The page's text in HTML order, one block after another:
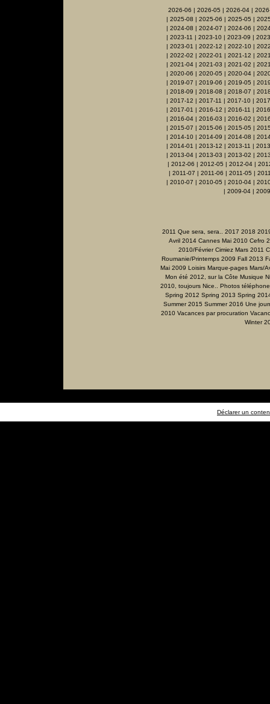
2026-06 | 2026-05 | 2026-04 |
| 2025-08 | 2025-06 | 2025-05 |
| 2024-08 | 2024-07 | 2024-06 |
| 2023-11 | 2023-10 | 2023-09 |
| 2023-01 | 2022-12 | 2022-10|
| 2022-02 | 2022-01 | 2021-12 |
| 2021-04| 2021-03 | 2021-02 |
| 2020-06 | 2020-05 | 2020-04 |
| 2019-07 | 2019-06 | 2019-05 |
| 2018-09 | 2018-08 | 2018-07 |
| 2017-12 | 2017-11 | 2017-10 |
| 2017-01 | 2016-12 | 2016-11 |
| 2016-04 | 2016-03 | 2016-02 |
| 2015-07 | 2015-06 | 2015-05 |
| 2014-10| 2014-09 | 2014-08 |
| 2014-01 | 2013-12 | 2013-11 |
| 2013-04 | 2013-03 | 2013-02 |
| 2012-06 | 2012-05 | 2012-04 |
| 2011-07 | 2011-06 | 2011-05 |
| 2010-07 | 2010-05 | 2010-04 |
| 2009-04 |
2011 Que sera, sera.. 2017 2018
Avril 2014 Cannes Mai 2010 Cefro
2010/Février Cimiez Mars 2011
Roumanie/Printemps 2009 Fall 2013
Mai 2009 Loisirs Marque-pages Mars/
Mon été 2012, sur la Côte Musique
2010, toujours Nice.. Photos téléphone
Spring 2012 Spring 2013 Spring
Summer 2015 Summer 2016 Une
2010 Vacances par procuration
Winter
Déclarer un